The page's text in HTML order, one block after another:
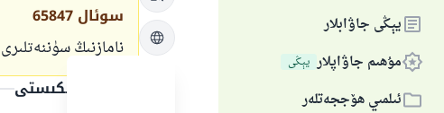
يېڭى جاۋابلار
مۇھىم جاۋاپلار يېڭى
ئىلمىي ھۆججەتلەر
سوئال 65847
نامازنىڭ
جاۋاپنىڭ تېكىستى